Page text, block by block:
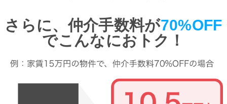
さらに、仲介手数料が70%OFF
でこんなにおトク！